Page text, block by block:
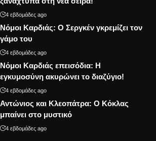
4 εβδομάδες ago
Νόμοι Καρδιάς: Ο Σεργκέν γκρεμίζει τον
γάμο του
4 εβδομάδες ago
Νόμοι Καρδιάς επεισόδια: Η
εγκυμοσύνη ακυρώνει το διαζύγιο!
4 εβδομάδες ago
Αντώνιος και Κλεοπάτρα: Ο Κόκλας
μπαίνει στο μυστικό
4 εβδομάδες ago